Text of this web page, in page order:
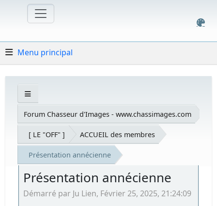
Menu principal
Forum Chasseur d'Images - www.chassimages.com
[ LE "OFF" ] ACCUEIL des membres
Présentation annécienne
Présentation annécienne
Démarré par Ju Lien, Février 25, 2025, 21:24:09